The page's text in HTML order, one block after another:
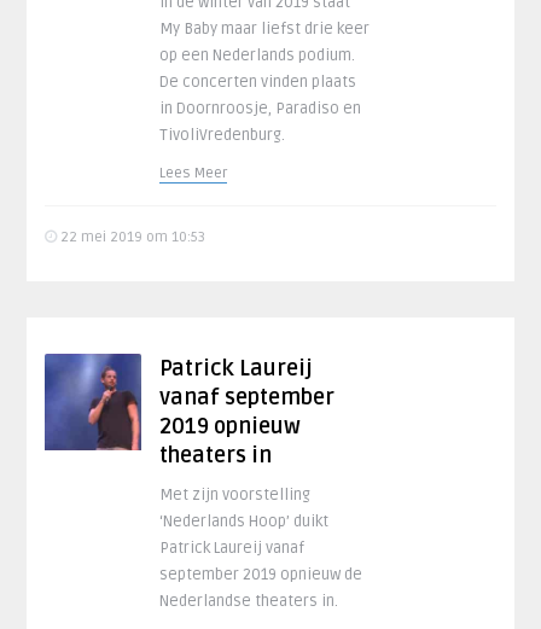
My Baby maar liefst drie keer
op een Nederlands podium.
De concerten vinden plaats
in Doornroosje, Paradiso en
TivoliVredenburg.
Lees Meer
22 mei 2019 om 10:53
Patrick Laureij
vanaf september
2019 opnieuw
theaters in
Met zijn voorstelling
‘Nederlands Hoop’ duikt
Patrick Laureij vanaf
september 2019 opnieuw de
Nederlandse theaters in.